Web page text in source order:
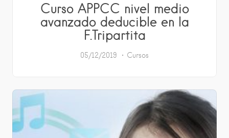
Curso APPCC nivel medio
avanzado deducible en la
F.Tripartita
05/12/2019 Cursos